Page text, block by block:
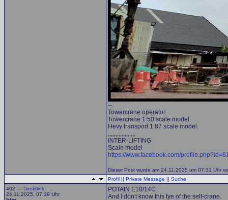
--
Towercrane operator
Towercrane 1:50 scale model.
Hevy transport 1:87 scale model.
,,,,,,,,,,,,,,,,,,
INTER-LIFTING
Scale model
https://www.facebook.com/
Dieser Post wurde am 24.11.2025 um 07:31 Uhr
Profil || Private Message || Suche
402 — Direktlink
24.11.2025, 07:39 Uhr
POTAIN E10/14C
And I don't know this tye of the self-crane.